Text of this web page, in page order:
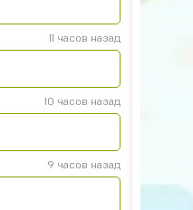
11 часов назад
10 часов назад
9 часов назад